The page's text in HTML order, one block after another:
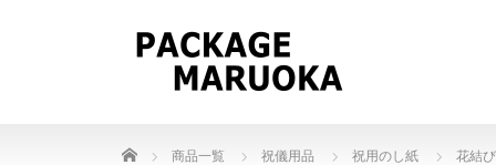
Home 商品一覧 祝儀用品 祝用のし紙 花結